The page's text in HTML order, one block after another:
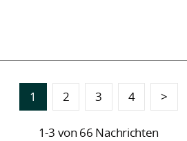
1 2 3 4 >
1-3 von 66 Nachrichten